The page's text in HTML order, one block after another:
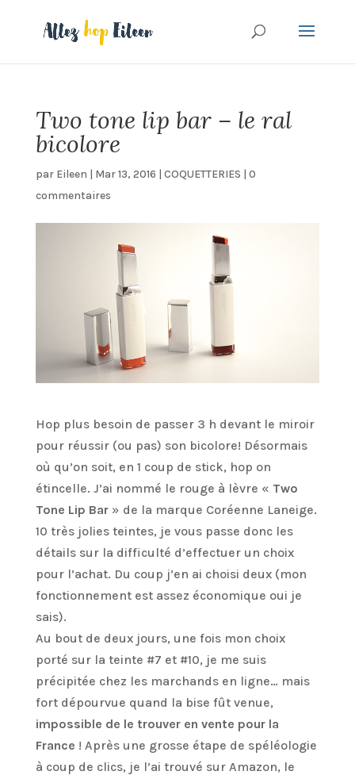
Two tone lip bar – le ral
bicolore
par Eileen | Mar 13, 2016 | COQUETTERIES | 0
commentaires
Hop plus besoin de passer 3 h devant le miroir
pour réussir (ou pas) son bicolore! Désormais
où qu’on soit, en 1 coup de stick, hop on
étincelle. J’ai nommé le rouge à lèvre « Two
Tone Lip Bar» de la marque Coréenne Laneige.
10 très jolies teintes, je vous passe donc les
détails sur la difficulté d’effectuer un choix
pour l’achat. Du coup j’en ai choisi deux (mon
fonctionnement est assez économique oui je
sais).
Au bout de deux jours, une fois mon choix
porté sur la teinte #7 et #10, je me suis
précipitée chez les marchands en ligne… mais
fort dépourvue quand la bise fût venue,
impossible de le trouver en vente pour la
France ! Après une grosse étape de spéléologie
à coup de clics, je l’ai trouvé sur Amazon, le